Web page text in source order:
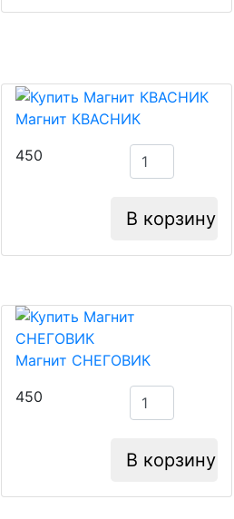
Магнит КВАСНИК
450
В корзину
Магнит СНЕГОВИК
450
В корзину